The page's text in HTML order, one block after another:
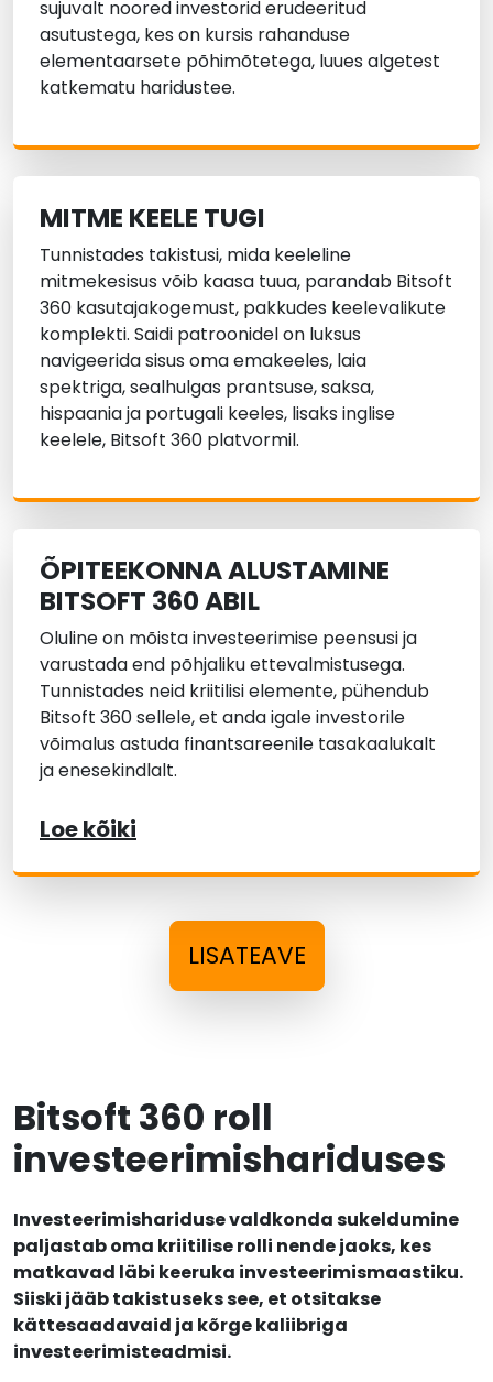
sujuvalt noored investorid erudeeritud
asutustega, kes on kursis rahanduse
elementaarsete põhimõtetega, luues algetest
katkematu haridustee.
MITME KEELE TUGI
Tunnistades takistusi, mida keeleline
mitmekesisus võib kaasa tuua, parandab Bitsoft
360 kasutajakogemust, pakkudes keelevalikute
komplekti. Saidi patroonidel on luksus
navigeerida sisus oma emakeeles, laia
spektriga, sealhulgas prantsuse, saksa,
hispaania ja portugali keeles, lisaks inglise
keelele, Bitsoft 360 platvormil.
ÕPITEEKONNA ALUSTAMINE
BITSOFT 360 ABIL
Oluline on mõista investeerimise peensusi ja
varustada end põhjaliku ettevalmistusega.
Tunnistades neid kriitilisi elemente, pühendub
Bitsoft 360 sellele, et anda igale investorile
võimalus astuda finantsareenile tasakaalukalt
ja enesekindlalt.
Loe kõiki
LISATEAVE
Bitsoft 360 roll
investeerimishariduses
Investeerimishariduse valdkonda sukeldumine
paljastab oma kriitilise rolli nende jaoks, kes
matkavad läbi keeruka investeerimismaastiku.
Siiski jääb takistuseks see, et otsitakse
kättesaadavaid ja kõrge kaliibriga
investeerimisteadmisi.